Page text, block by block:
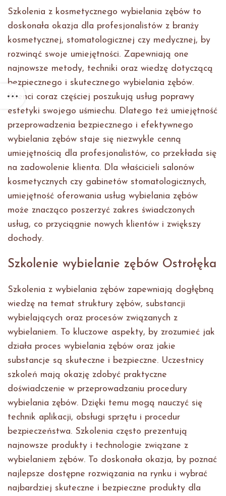
Szkolenia z kosmetycznego wybielania zębów to
doskonała okazja dla profesjonalistów z branży
kosmetycznej, stomatologicznej czy medycznej, by
rozwinąć swoje umiejętności. Zapewniają one
najnowsze metody, techniki oraz wiedzę dotyczącą
bezpiecznego i skutecznego wybielania zębów.
Klienci coraz częściej poszukują usług poprawy
estetyki swojego uśmiechu. Dlatego też umiejętność
przeprowadzenia bezpiecznego i efektywnego
wybielania zębów staje się niezwykle cenną
umiejętnością dla profesjonalistów, co przekłada się
na zadowolenie klienta. Dla właścicieli salonów
kosmetycznych czy gabinetów stomatologicznych,
umiejętność oferowania usług wybielania zębów
może znacząco poszerzyć zakres świadczonych
usług, co przyciągnie nowych klientów i zwiększy
dochody.
Szkolenie wybielanie zębów Ostrołęka
Szkolenia z wybielania zębów zapewniają dogłębną
wiedzę na temat struktury zębów, substancji
wybielających oraz procesów związanych z
wybielaniem. To kluczowe aspekty, by zrozumieć jak
działa proces wybielania zębów oraz jakie
substancje są skuteczne i bezpieczne. Uczestnicy
szkoleń mają okazję zdobyć praktyczne
doświadczenie w przeprowadzaniu procedury
wybielania zębów. Dzięki temu mogą nauczyć się
technik aplikacji, obsługi sprzętu i procedur
bezpieczeństwa. Szkolenia często prezentują
najnowsze produkty i technologie związane z
wybielaniem zębów. To doskonała okazja, by poznać
najlepsze dostępne rozwiązania na rynku i wybrać
najbardziej skuteczne i bezpieczne produkty dla